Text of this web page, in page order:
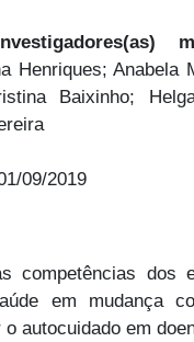
Henriques; Anabela
Baixinho;
09/2019
competências dos
em mudança
o autocuidado em